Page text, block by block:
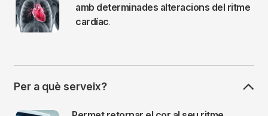
amb determinades alteracions del ritme
cardíac.
Per a què serveix?